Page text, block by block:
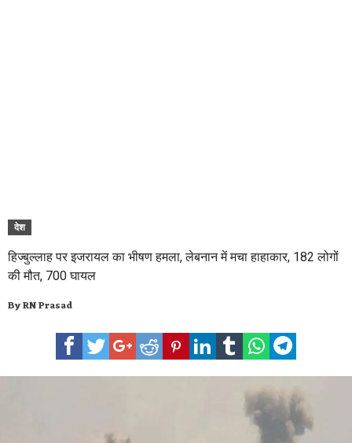
देश
हिज्बुल्लाह पर इजरायल का भीषण हमला, लेबनान में मचा हाहाकार, 182 लोगों
की मौत, 700 घायल
ByRN Prasad